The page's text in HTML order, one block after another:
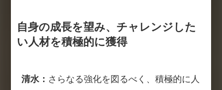
自身の成長を望み、チャレンジした
い人材を積極的に獲得
清水： さらなる強化を図るべく、積極的に人